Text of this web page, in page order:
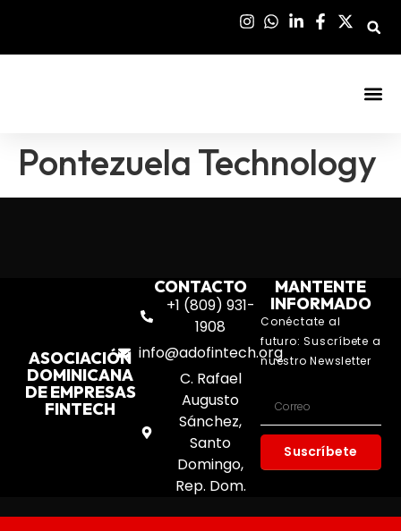
Pontezuela Technology
ASOCIACIÓN
DOMINICANA
DE EMPRESAS
FINTECH
CONTACTO
+1 (809) 931-
1908
info@adofintech.org
C. Rafael
Augusto
Sánchez,
Santo
Domingo,
Rep. Dom.
MANTENTE
INFORMADO
Conéctate al
futuro: Suscríbete a
nuestro Newsletter
Suscríbete